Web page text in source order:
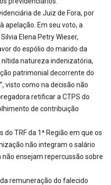
de Juiz de Fora, por
apelação. Em seu voto, a
Elena Petry Wieser,
do espólio do marido da
natureza indenizatória,
patrimonial decorrente do
visto como na decisão não
retificar a CTPS do
de contribuição
TRF da 1ª Região em que os
não integram o salário
ensejam repercussão sobre
remuneração do falecido